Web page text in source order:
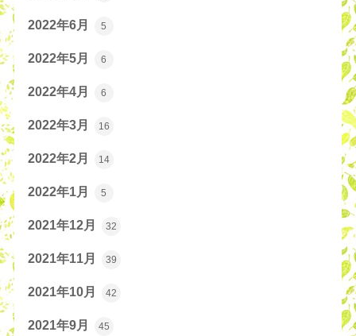
2022年6月 5
2022年5月 6
2022年4月 6
2022年3月 16
2022年2月 14
2022年1月 5
2021年12月 32
2021年11月 39
2021年10月 42
2021年9月 45